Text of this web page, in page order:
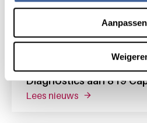
Aanpassen
Sanquin Health
preventie- en
Diagnostics aan 819
lees nieuws over sanquin